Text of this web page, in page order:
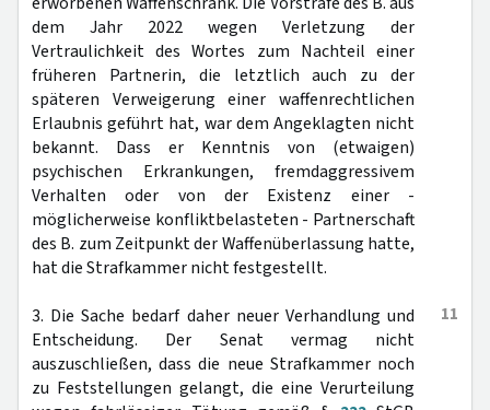
dem Jahr 2022 wegen Verletzung der
Vertraulichkeit des Wortes zum Nachteil einer
früheren Partnerin, die letztlich auch zu der
späteren Verweigerung einer waffenrechtlichen
Erlaubnis geführt hat, war dem Angeklagten nicht
bekannt. Dass er Kenntnis von (etwaigen)
psychischen Erkrankungen, fremdaggressivem
Verhalten oder von der Existenz einer -
möglicherweise konfliktbelasteten - Partnerschaft
des B. zum Zeitpunkt der Waffenüberlassung hatte,
hat die Strafkammer nicht festgestellt.
11
3. Die Sache bedarf daher neuer Verhandlung und
Entscheidung. Der Senat vermag nicht
auszuschließen, dass die neue Strafkammer noch
zu Feststellungen gelangt, die eine Verurteilung